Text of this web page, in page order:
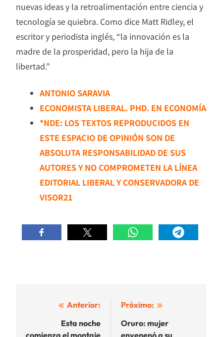
nuevas ideas y la retroalimentación entre ciencia y
tecnología se quiebra. Como dice Matt Ridley, el
escritor y periodista inglés, “la innovación es la
madre de la prosperidad, pero la hija de la
libertad.”
ANTONIO SARAVIA
ECONOMISTA LIBERAL. PHD. EN ECONOMÍA
*NDE: LOS TEXTOS REPRODUCIDOS EN
ESTE ESPACIO DE OPINIÓN SON DE
ABSOLUTA RESPONSABILIDAD DE SUS
AUTORES Y NO COMPROMETEN LA LÍNEA
EDITORIAL LIBERAL Y CONSERVADORA DE
VISOR21
Navegación
Anterior:
Esta noche
Próximo:
Oruro: mujer